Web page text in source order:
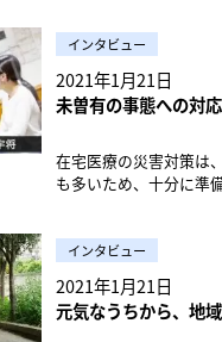
持している。病院の約
悪化したとも報じられ
対照的だ。 訪問看護利
日本の訪問看護業界は
いる。厚生労働省の公
と、2017年の日本にお
数は、介護保険適用者
利用者数と比べると、
倍、医療保険適用者は
の増加に伴う形で、訪
数も増えている。全国
棄して、手洗いする」
じめてきちんした感染
す。 ー個人防護具を扱
しく聞かせてください
トル以上離れた、部屋
と思います。その際も
や周囲を汚染しないよ
してもらいたいのが、
疑いの利用者さん自身
いただくことです。言
くれない利用者さんも
の緊急事態宣言発出
れた厚労省の事務連絡
為が初診から可能に こ
で、これまでさまざま
医師の判断により「初
対象疾患の範囲も制限
スタートするはずだ
は、薬機法の規定より
で、半年先だって事実
た。 この状況は時限的
ャレンジを続ける大河
る取り組みについて伺いました
へのチャレンジ ―お話をうかがって、大河原
さんは「より良くした
ジしている取り組みな
原： 訪問看護業界をも
み 大河原： 私は無駄
が、訪問看護の課題
こで、ICTを活用した業
でいます。スマホでの
インタビュー
2021年1月21日
未曽有の事態への対応
在宅医療の災害対策は
も多いため、十分に準
『ホームケア防災ラ
す。在宅医療事業部
取り組みの内容を伺い
2021年1月に公開された
インタビュー
2021年1月21日
元気なうちから、地